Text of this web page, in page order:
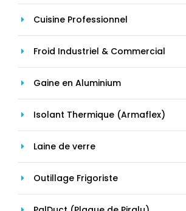
Cuisine Professionnel
Froid Industriel & Commercial
Gaine en Aluminium
Isolant Thermique (Armaflex)
Laine de verre
Outillage Frigoriste